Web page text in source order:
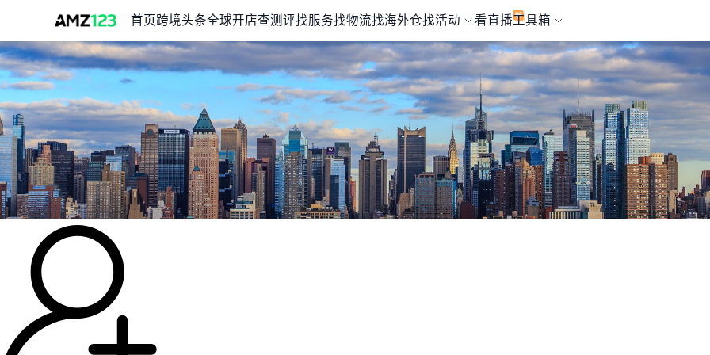
首页 跨境头条全球开店查测评找服务找物流找海外仓找活动 看直播工具箱